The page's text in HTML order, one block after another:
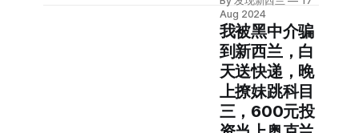
厦，来了之后懵
了”，Clara直言对
纽村的初印象相比
惊艳，很多是惊
讶。 “没有父母的
地方不像家” 除了
落差感，Clara还感
受到了孤独，“因
自己规划了5年。
从落地的那一刻
起，我对加拿大就
有一种天然的亲切
感，从未觉得不适
应，像回家了一
样。 我一直钻研选
择哪个专业才能留
野中。 新西兰当代
冒险家 多次前往中
国 有这样一位新西
兰当代冒险家，过
去的三十多年里，
他一直在世界各地
的山野冒险。 其中
中国之旅，对他影
对于出生于奥克兰
东区的Laurence
Larson而言，命运
的齿轮是何时开始
转动的，他说不
出，但是一定与音
乐和中文有关。10
岁的时候，爱好音
也是为什么在社交
媒体上，很多人都
说：“最理想的生
活状态是，半年在
国内，半年在国
外。” 在新西兰，
有不少华人已经过
上了“6+6”（6个月
Aug 2024
我被黑中介骗
到新西兰，白
天送快递，晚
上撩妹跳科目
三，600元投